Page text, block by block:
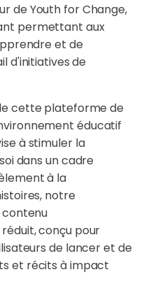
de Youth for Change,
permettant aux
et de
d'initiatives de
cette plateforme de
éducatif
à stimuler la
dans un cadre
à la
notre
conçu pour
de lancer et de
et récits à impact